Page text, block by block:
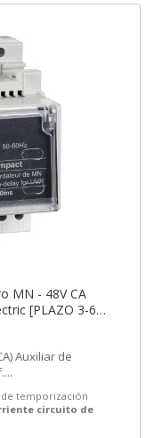
MN - 48V CA
[PLAZO 3-6
temporización
circuito de